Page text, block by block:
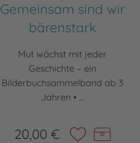
Gemeinsam sind wir
bärenstark
Mut wächst mit jeder
Geschichte – ein
Bilderbuchsammelband ab 3
Jahren • ...
20,00 €